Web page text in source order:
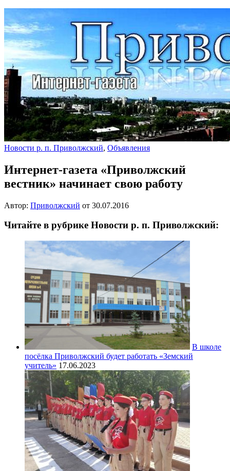
Новости р. п. Приволжский, Объявления
Интернет-газета «Приволжский
вестник» начинает свою работу
Автор: Приволжский от 30.07.2016
Читайте в рубрике Новости р. п. Приволжский:
В школе
посёлка Приволжский будет работать «Земский
учитель» 17.06.2023